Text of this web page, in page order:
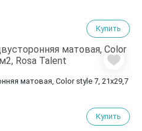
Купить
матовая, Color style 7, 21х29,7
Купить